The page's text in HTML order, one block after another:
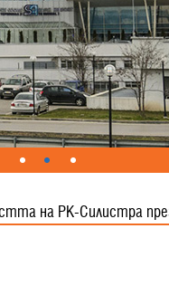
на РК-Силистра